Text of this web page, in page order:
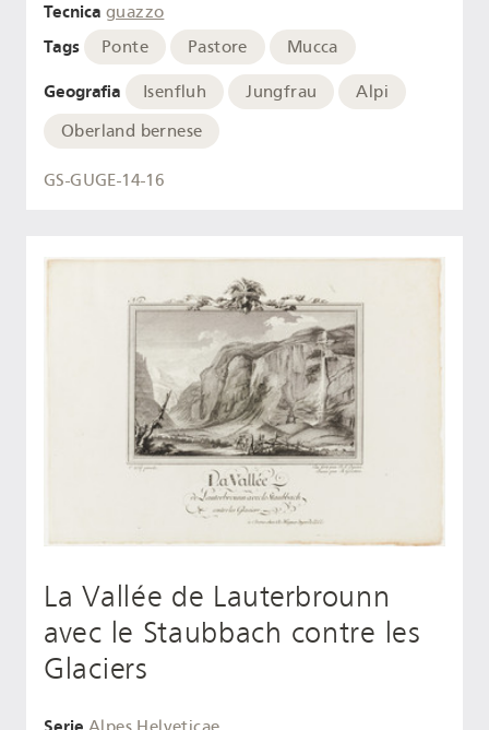
Tecnica guazzo
Tags Ponte Pastore Mucca
Geografia Isenfluh Jungfrau
Alpi
Oberland bernese
GS-GUGE-14-16
La Vallée de Lauterbrounn
avec le Staubbach contre les
Glaciers